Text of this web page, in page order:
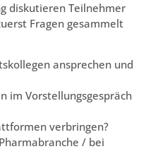
diskutieren Teilnehmer
Fragen gesammelt
ansprechen und
im Vorstellungsgespräch
verbringen?
/ bei